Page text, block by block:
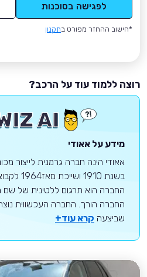
לפגישה בסוכנות
*חישוב ההחזר מפורט בתקנון
רוצה ללמוד עוד על הרכב?
מידע על אאודי
אאודי הינה חברה גרמנית לייצור
בשנת 1910
החברה הוא תרגום ללטינית של
החברה הורך. החברה העכשווית
שביצעה קרא עוד+